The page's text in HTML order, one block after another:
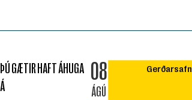
ÞÚ GÆTIR HAFT ÁHUGA
Á
08
ÁGÚ
Gerðarsafn